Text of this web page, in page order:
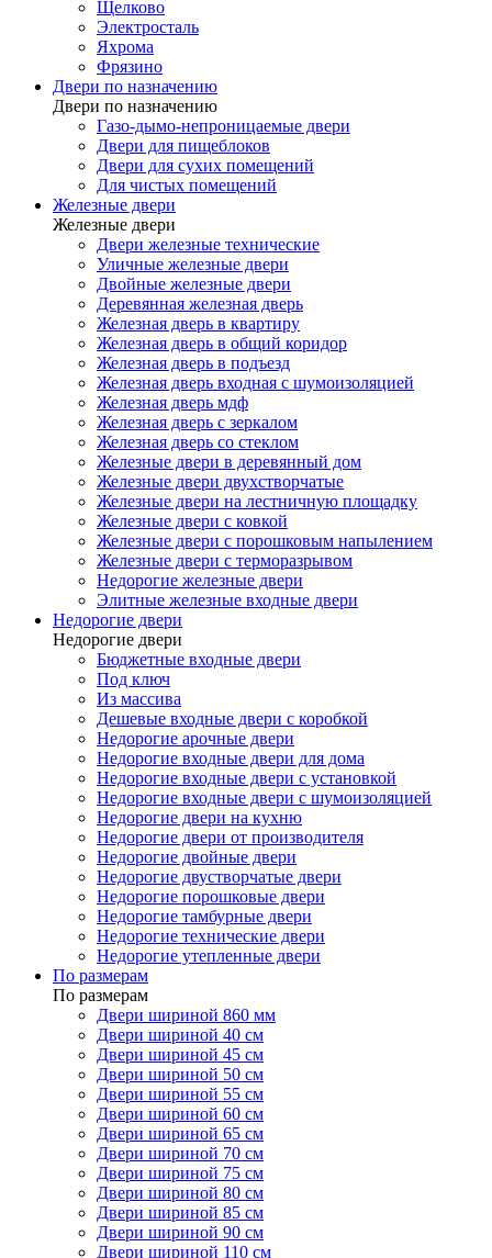
Щелково
Электросталь
Яхрома
Фрязино
Двери по назначению
Двери по назначению
Газо-дымо-непроницаемые двери
Двери для пищеблоков
Двери для сухих помещений
Для чистых помещений
Железные двери
Железные двери
Двери железные технические
Уличные железные двери
Двойные железные двери
Деревянная железная дверь
Железная дверь в квартиру
Железная дверь в общий коридор
Железная дверь в подъезд
Железная дверь входная с шумоизоляцией
Железная дверь мдф
Железная дверь с зеркалом
Железная дверь со стеклом
Железные двери в деревянный дом
Железные двери двухстворчатые
Железные двери на лестничную площадку
Железные двери с ковкой
Железные двери с порошковым напылением
Железные двери с терморазрывом
Недорогие железные двери
Элитные железные входные двери
Недорогие двери
Недорогие двери
Бюджетные входные двери
Под ключ
Из массива
Дешевые входные двери с коробкой
Недорогие арочные двери
Недорогие входные двери для дома
Недорогие входные двери с установкой
Недорогие входные двери с шумоизоляцией
Недорогие двери на кухню
Недорогие двери от производителя
Недорогие двойные двери
Недорогие двустворчатые двери
Недорогие порошковые двери
Недорогие тамбурные двери
Недорогие технические двери
Недорогие утепленные двери
По размерам
По размерам
Двери шириной 860 мм
Двери шириной 40 см
Двери шириной 45 см
Двери шириной 50 см
Двери шириной 55 см
Двери шириной 60 см
Двери шириной 65 см
Двери шириной 70 см
Двери шириной 75 см
Двери шириной 80 см
Двери шириной 85 см
Двери шириной 90 см
Двери шириной 110 см